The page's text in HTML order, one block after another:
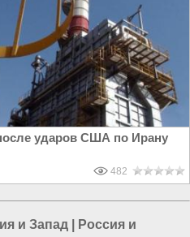
ударов США по Ирану
482
и Запад
Россия и